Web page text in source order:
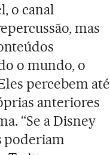
o canal
mas
o mundo, o
percebem até
anteriores
“Se a Disney
poderiam